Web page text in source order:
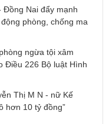
Đồng Nai đẩy mạnh
phòng, chống ma
ngừa tội xâm
Điều 226 Bộ luật Hình
Thị M N - nữ Kế
hơn 10 tỷ đồng”